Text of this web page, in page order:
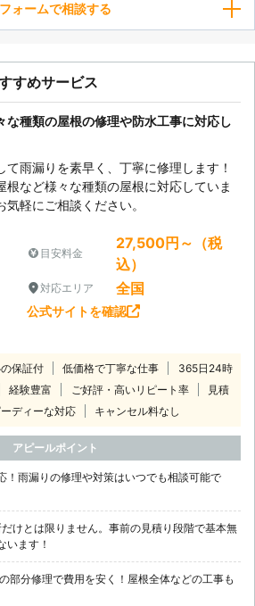
フォームで相談する
すめサービス
な種類の屋根の修理や防水工事に対応し
て雨漏りを素早く、丁寧に修理します！
根など様々な種類の屋根に対応していま
軽にご相談ください。
目安料金
27,500円～（税
込）
対応エリア 全国
公式サイトを確認
保証付 低価格で丁寧な仕事
365日24時
経験豊富 ご好評・高いリピート率
見積
ディーな対応 キャンセル料なし
アピールポイント
！雨漏りの修理や対策はいつでも相談可能で
けとは限りません。事前の見積り段階で基本無
います！
部分修理で費用を安く！屋根全体などの工事も